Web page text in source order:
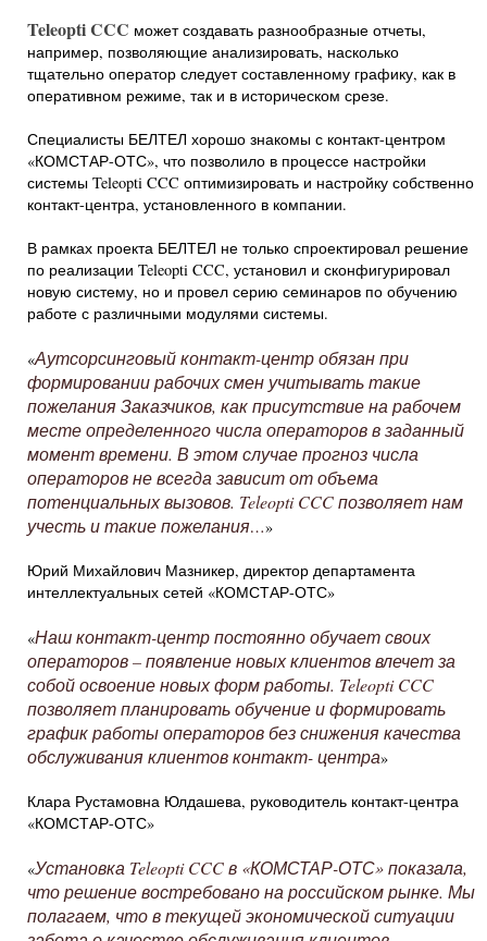
Teleopti CCC может создавать разнообразные отчеты,
например, позволяющие анализировать, насколько
тщательно оператор следует составленному графику, как в
оперативном режиме, так и в историческом срезе.
Специалисты БЕЛТЕЛ хорошо знакомы с контакт-центром
«КОМСТАР-ОТС», что позволило в процессе настройки
системы Teleopti CCC оптимизировать и настройку собственно
контакт-центра, установленного в компании.
В рамках проекта БЕЛТЕЛ не только спроектировал решение
по реализации Teleopti CCC, установил и сконфигурировал
новую систему, но и провел серию семинаров по обучению
работе с различными модулями системы.
«Аутсорсинговый контакт-центр обязан при
формировании рабочих смен учитывать такие
пожелания Заказчиков, как присутствие на рабочем
месте определенного числа операторов в заданный
момент времени. В этом случае прогноз числа
операторов не всегда зависит от объема
потенциальных вызовов. Teleopti CCC позволяет нам
учесть и такие пожелания…»
Юрий Михайлович Мазникер, директор департамента
интеллектуальных сетей «КОМСТАР-ОТС»
«Наш контакт-центр постоянно обучает своих
операторов – появление новых клиентов влечет за
собой освоение новых форм работы. Teleopti CCC
позволяет планировать обучение и формировать
график работы операторов без снижения качества
обслуживания клиентов контакт- центра»
Клара Рустамовна Юлдашева, руководитель контакт-центра
«КОМСТАР-ОТС»
«Установка Teleopti CCC в «КОМСТАР-ОТС» показала,
что решение востребовано на российском рынке. Мы
полагаем, что в текущей экономической ситуации